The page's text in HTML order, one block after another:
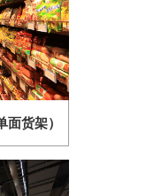
货架）